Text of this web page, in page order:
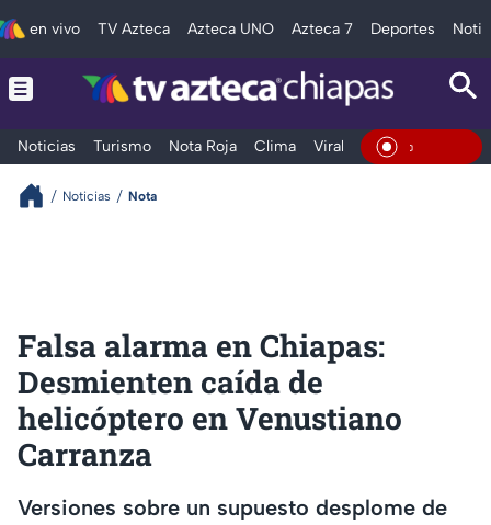
en vivo TV Azteca Azteca UNO Azteca 7 Deportes
Noticias Turismo Nota Roja Clima Viral y Tendencia En Vivo
Noticias Nota
Falsa alarma en Chiapas:
Desmienten caída de
helicóptero en Venustiano
Carranza
Versiones sobre un supuesto desplome de